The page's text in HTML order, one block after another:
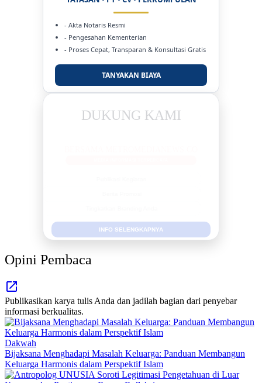
- Akta Notaris Resmi
- Pengesahan Kementerian
- Proses Cepat, Transparan & Konsultasi Gratis
TANYAKAN BIAYA
DUKUNG KAMI
INFO SELENGKAPNYA
Opini Pembaca
Publikasikan karya tulis Anda dan jadilah bagian dari penyebar
informasi berkualitas.
Dakwah
Bijaksana Menghadapi Masalah Keluarga: Panduan Membangun
Keluarga Harmonis dalam Perspektif Islam